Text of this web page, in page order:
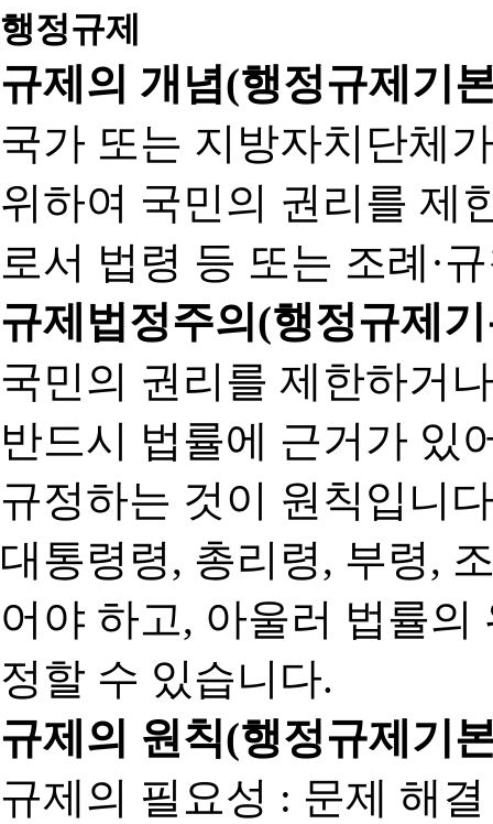
행정규제
규제의 개념(행정규제기
국가 또는 지방자치단체
위하여 국민의 권리를 제
로서 법령 등 또는 조례·
규제법정주의(행정규제
국민의 권리를 제한하거
반드시 법률에 근거가 있
규정하는 것이 원칙입니
대통령령, 총리령, 부령,
어야 하고, 아울러 법률
정할 수 있습니다.
규제의 원칙(행정규제기
규제의 필요성 : 문제 해